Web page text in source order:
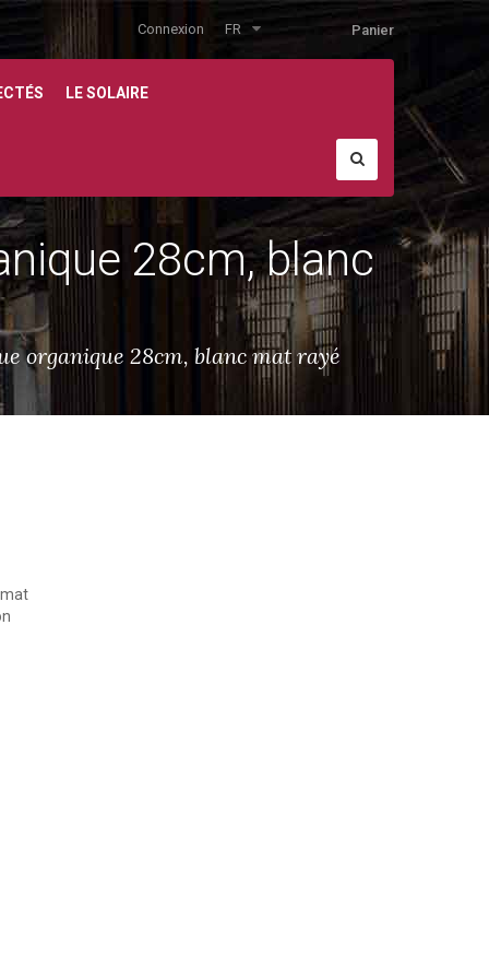
Panier
FR
Connexion
LE SOLAIRE
28cm, blanc
organique 28cm, blanc mat rayé